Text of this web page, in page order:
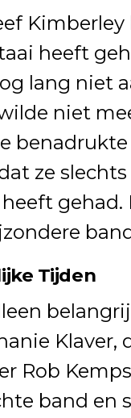
heeft
lang niet
niet
ze
Tijden
Klaver,
Rob
band en